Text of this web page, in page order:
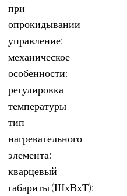
при
опрокидывании
управление:
механическое
особенности:
регулировка
температуры
тип
нагревательного
элемента:
кварцевый
габариты (ШхВхТ):